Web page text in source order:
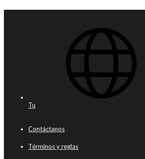
Tu
Contáctanos
Términos y reglas